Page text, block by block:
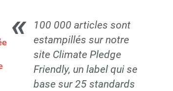
100 000 articles sont
estampillés sur notre
site Climate Pledge
Friendly, un label qui se
base sur 25 standards